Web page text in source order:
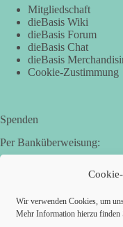
Wir verwenden Cookies, um
Mehr Information hierzu finden
Mitgliedschaft
dieBasis Wiki
dieBasis Forum
dieBasis Chat
dieBasis
Cookie-Zustimmung
Spenden
Per Banküberweisung:
Basisdemokratische
IBAN: DE95 7205 1210
BIC: BYLADEM1AIC